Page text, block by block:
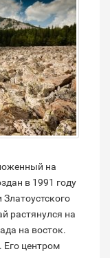
на
в 1991 году
растянулся на
на восток.
центром